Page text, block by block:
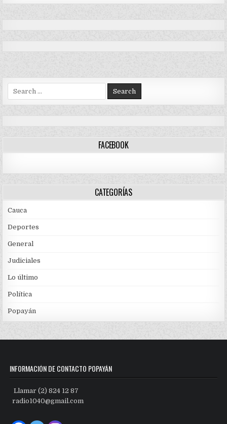
Search
for:
FACEBOOK
CATEGORÍAS
Cauca
Deportes
General
Judiciales
Lo último
Política
Popayán
INFORMACIÓN DE CONTACTO POPAYÁN
Llamar (2) 824 12 87
radio1040@gmail.com